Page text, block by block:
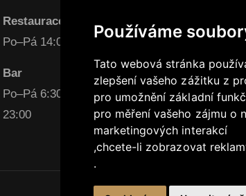
Používáme
Tato webová stránka
zlepšení vašeho zážitku z
pro umožnění základní
pro měření vašeho zájmu o
marketingových interakcí
,chcete-li zobrazovat
.
Restaurace
Po–Pá 14:00–22:00 So–Ne 15:00–22:00
Bar
Po–Pá 6:30–23:00 So–Ne 7:00–11:00 / 15:00-
23:00